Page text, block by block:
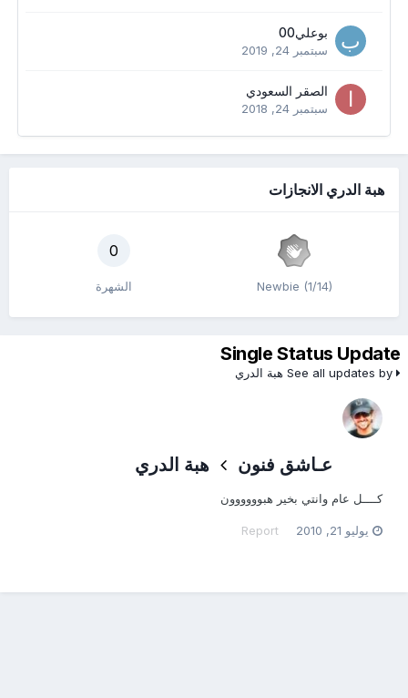
بوعلي00
سبتمبر 24, 2019
الصقر السعودي
سبتمبر 24, 2018
هبة الدري الانجازات
Newbie (1/14)
0
الشهرة
Single Status Update
عـاشق فنون هبة الدري
كــــل عام وانتي بخير هبوووووون
يوليو 21, 2010 Report